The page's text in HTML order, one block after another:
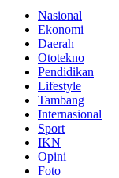
Nasional
Ekonomi
Daerah
Ototekno
Pendidikan
Lifestyle
Tambang
Internasional
Sport
IKN
Opini
Foto